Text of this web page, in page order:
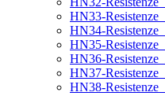
HN33-
HN34-
HN35-
HN36-
HN37-
HN38-